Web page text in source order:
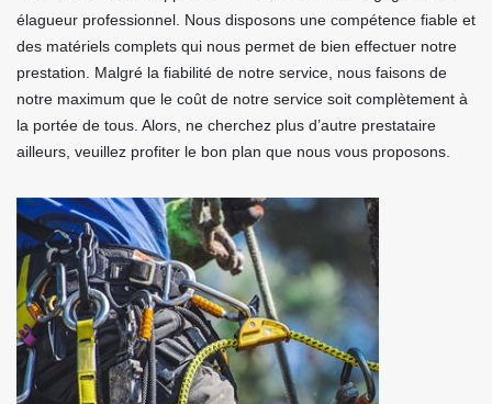
élagueur professionnel. Nous disposons une compétence fiable et
des matériels complets qui nous permet de bien effectuer notre
prestation. Malgré la fiabilité de notre service, nous faisons de
notre maximum que le coût de notre service soit complètement à
la portée de tous. Alors, ne cherchez plus d’autre prestataire
ailleurs, veuillez profiter le bon plan que nous vous proposons.